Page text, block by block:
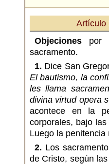
Artículo
Objeciones por
sacramento.
1. Dice San
El bautismo, la
les llama
divina virtud opera
acontece en la
corporales, bajo
Luego la penitencia
2. Los
de Cristo, según